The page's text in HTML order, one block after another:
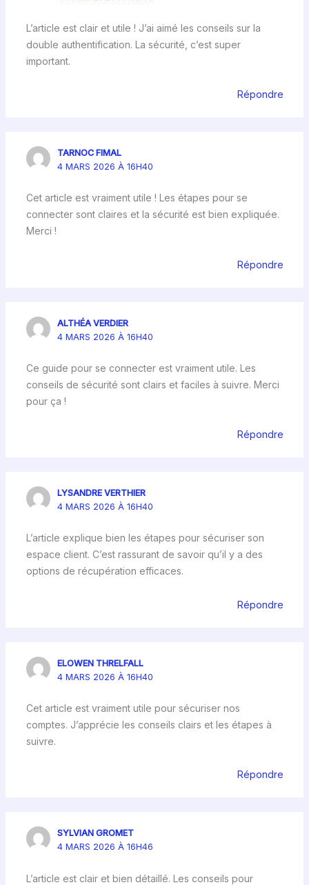
L’article est clair et utile ! J’ai aimé les conseils sur la
double authentification. La sécurité, c’est super
important.
Répondre
TARNOC FIMAL
4 MARS 2026 À 16H40
Cet article est vraiment utile ! Les étapes pour se
connecter sont claires et la sécurité est bien expliquée.
Merci !
Répondre
ALTHÉA VERDIER
4 MARS 2026 À 16H40
Ce guide pour se connecter est vraiment utile. Les
conseils de sécurité sont clairs et faciles à suivre. Merci
pour ça !
Répondre
LYSANDRE VERTHIER
4 MARS 2026 À 16H40
L’article explique bien les étapes pour sécuriser son
espace client. C’est rassurant de savoir qu’il y a des
options de récupération efficaces.
Répondre
ELOWEN THRELFALL
4 MARS 2026 À 16H40
Cet article est vraiment utile pour sécuriser nos
comptes. J’apprécie les conseils clairs et les étapes à
suivre.
Répondre
SYLVIAN GROMET
4 MARS 2026 À 16H46
L’article est clair et bien détaillé. Les conseils pour